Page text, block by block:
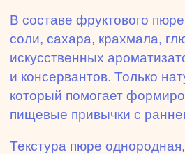
В составе фруктового
соли, сахара, крахмала,
искусственных
и консервантов. Только
который помогает
пищевые привычки с
Текстура пюре